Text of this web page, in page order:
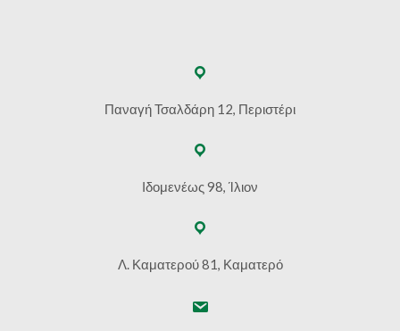
Παναγή Τσαλδάρη 12, Περιστέρι
Ιδομενέως 98, Ίλιον
Λ. Καματερού 81, Καματερό